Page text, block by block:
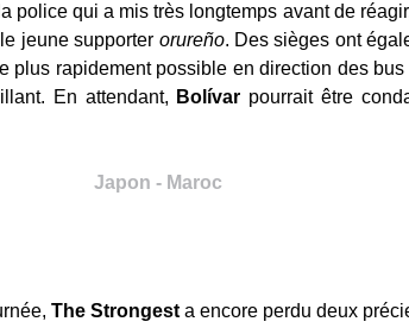
police qui a mis très longtemps avant de
jeune supporter orureño. Des sièges ont
plus rapidement possible en direction des
En attendant, Bolívar pourrait être
Japon - Maroc
The Strongesta encore perdu deux